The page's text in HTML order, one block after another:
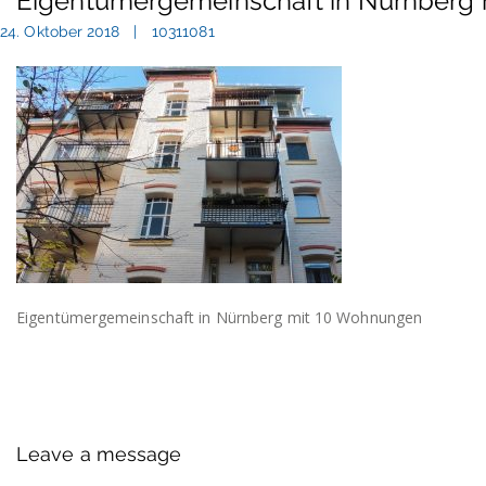
24. Oktober 2018 10311081
Eigentümergemeinschaft in Nürnberg mit 10 Wohnungen
Leave a message